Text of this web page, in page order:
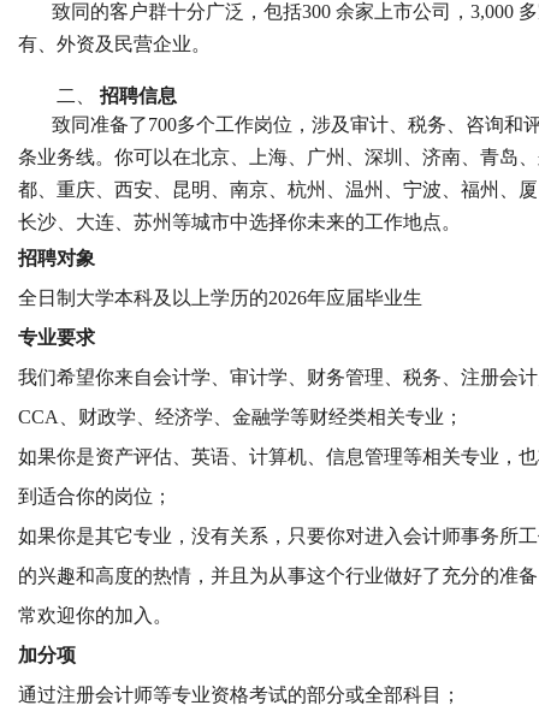
致同的客户群十分广泛，包括300 余家上市公司，3,000
有、外资及民营企业。
二、 招聘信息
致同准备了700多个工作岗位，涉及审计、税务、咨询和
条业务线。你可以在北京、上海、广州、深圳、济南、青岛
都、重庆、西安、昆明、南京、杭州、温州、宁波、福州、
长沙、大连、苏州等城市中选择你未来的工作地点。
招聘对象
全日制大学本科及以上学历的2026年应届毕业生
专业要求
我们希望你来自会计学、审计学、财务管理、税务、注册会
CCA、财政学、经济学、金融学等财经类相关专业；
如果你是资产评估、英语、计算机、信息管理等相关专业，
到适合你的岗位；
如果你是其它专业，没有关系，只要你对进入会计师事务所
的兴趣和高度的热情，并且为从事这个行业做好了充分的准
常欢迎你的加入。
加分项
通过注册会计师等专业资格考试的部分或全部科目；